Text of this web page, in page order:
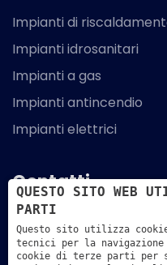
Impianti di
Impianti idrosanitari
Impianti a gas
Impianti antincendio
Impianti elettrici
Contatti
Via G. Galilei, 5 -
049 790 294
QUESTO SITO WEB
PARTI
Questo sito utilizza
tecnici per la navigazione
cookie di terze parti per